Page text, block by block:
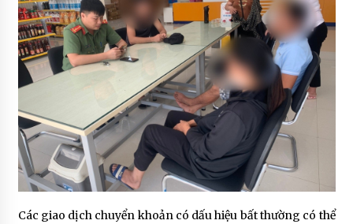
Các giao dịch chuyển khoản có dấu hiệu bất thường có thể